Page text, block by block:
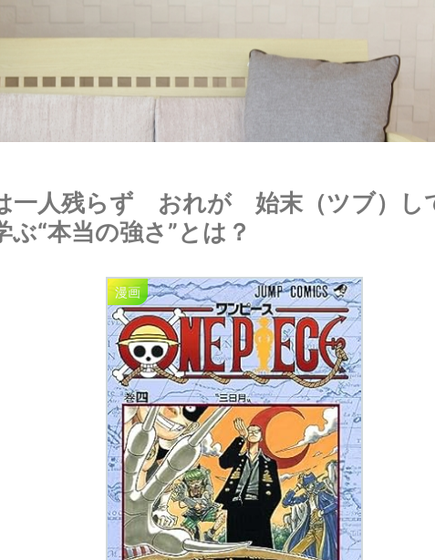
一人残らず おれが 始末（ツブ）し
ぶ“本当の強さ”とは？
漫画